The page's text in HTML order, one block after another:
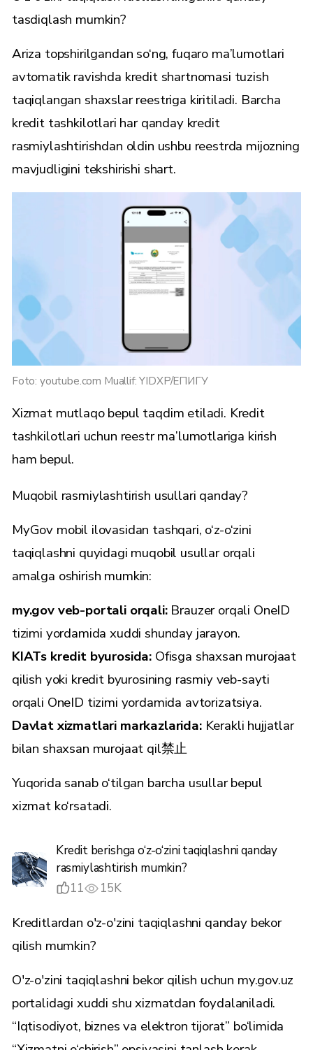
tasdiqlash mumkin?
Ariza topshirilgandan so‘ng, fuqaro ma’lumotlari
avtomatik ravishda kredit shartnomasi tuzish
taqiqlangan shaxslar reestriga kiritiladi. Barcha
kredit tashkilotlari har qanday kredit
rasmiylashtirishdan oldin ushbu reestrda mijozning
mavjudligini tekshirishi shart.
Foto: youtube.com Muallif: YIDXP/ЕПИГУ
Xizmat mutlaqo bepul taqdim etiladi. Kredit
tashkilotlari uchun reestr ma’lumotlariga kirish
ham bepul.
Muqobil rasmiylashtirish usullari qanday?
MyGov mobil ilovasidan tashqari, o‘z-o‘zini
taqiqlashni quyidagi muqobil usullar orqali
amalga oshirish mumkin:
my.govveb-portali orqali:Brauzer orqali OneID
tizimi yordamida xuddi shunday jarayon.
KIATs kredit byurosida: Ofisga shaxsan murojaat
qilish yoki kredit byurosining rasmiy veb-sayti
orqali OneID tizimi yordamida avtorizatsiya.
Davlat xizmatlari markazlarida:Kerakli hujjatlar
bilan shaxsan murojaat qil禁止
Yuqorida sanab o‘tilgan barcha usullar bepul
xizmat ko‘rsatadi.
Kredit berishga o‘z-o‘zini taqiqlashni qanday
rasmiylashtirish mumkin?
11
15K
Kreditlardan o'z-o'zini taqiqlashni qanday bekor
qilish mumkin?
O'z-o'zini taqiqlashni bekor qilish uchun my.gov.uz
portalidagi xuddi shu xizmatdan foydalaniladi.
“Iqtisodiyot, biznes va elektron tijorat” bo‘limida